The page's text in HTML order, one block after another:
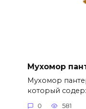
Мухомор
Мухомор
который
0 581